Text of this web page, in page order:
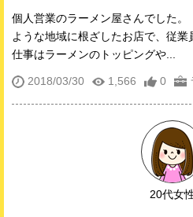
個人営業のラーメン屋さんでした。
ような地域に根ざしたお店で、従業
仕事はラーメンのトッピングや...
2018/03/30 1,566 0
20代女